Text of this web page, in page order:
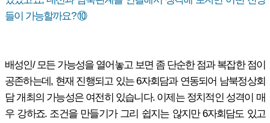
들이 가능할까요? ⑩
배성인/ 모든 가능성을 열어놓고 보면 좀 단순한 점과 복잡한 점이
공존하는데, 현재 진행되고 있는 6자회담과 연동되어 남북정상회
담 개최의 가능성은 여전히 있습니다. 이제는 정치적인 성격이 매
우 강하죠. 조건을 만들기가 그리 쉽지는 않지만 6자회담도 있고